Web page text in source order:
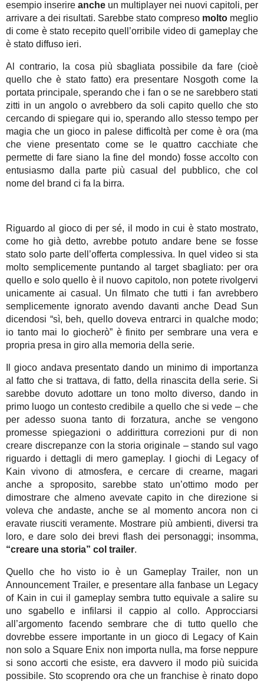
esempio inserire anche un multiplayer nei nuovi capitoli, per
arrivare a dei risultati. Sarebbe stato compreso molto meglio
di come è stato recepito quell’orribile video di gameplay che
è stato diffuso ieri.
Al contrario, la cosa più sbagliata possibile da fare (cioè
quello che è stato fatto) era presentare Nosgoth come la
portata principale, sperando che i fan o se ne sarebbero stati
zitti in un angolo o avrebbero da soli capito quello che sto
cercando di spiegare qui io, sperando allo stesso tempo per
magia che un gioco in palese difficoltà per come è ora (ma
che viene presentato come se le quattro cacchiate che
permette di fare siano la fine del mondo) fosse accolto con
entusiasmo dalla parte più casual del pubblico, che col
nome del brand ci fa la birra.
Riguardo al gioco di per sé, il modo in cui è stato mostrato,
come ho già detto, avrebbe potuto andare bene se fosse
stato solo parte dell’offerta complessiva. In quel video si sta
molto semplicemente puntando al target sbagliato: per ora
quello e solo quello è il nuovo capitolo, non potete rivolgervi
unicamente ai casual. Un filmato che tutti i fan avrebbero
semplicemente ignorato avendo davanti anche Dead Sun
dicendosi “sì, beh, quello doveva entrarci in qualche modo;
io tanto mai lo giocherò” è finito per sembrare una vera e
propria presa in giro alla memoria della serie.
Il gioco andava presentato dando un minimo di importanza
al fatto che si trattava, di fatto, della rinascita della serie. Si
sarebbe dovuto adottare un tono molto diverso, dando in
primo luogo un contesto credibile a quello che si vede – che
per adesso suona tanto di forzatura, anche se vengono
promesse spiegazioni o addirittura correzioni pur di non
creare discrepanze con la storia originale – stando sul vago
riguardo i dettagli di mero gameplay. I giochi di Legacy of
Kain vivono di atmosfera, e cercare di crearne, magari
anche a sproposito, sarebbe stato un’ottimo modo per
dimostrare che almeno avevate capito in che direzione si
voleva che andaste, anche se al momento ancora non ci
eravate riusciti veramente. Mostrare più ambienti, diversi tra
loro, e dare solo dei brevi flash dei personaggi; insomma,
“creare una storia” col trailer.
Quello che ho visto io è un Gameplay Trailer, non un
Announcement Trailer, e presentare alla fanbase un Legacy
of Kain in cui il gameplay sembra tutto equivale a salire su
uno sgabello e infilarsi il cappio al collo. Approcciarsi
all’argomento facendo sembrare che di tutto quello che
dovrebbe essere importante in un gioco di Legacy of Kain
non solo a Square Enix non importa nulla, ma forse neppure
si sono accorti che esiste, era davvero il modo più suicida
possibile. Sto scoprendo ora che un franchise è rinato dopo